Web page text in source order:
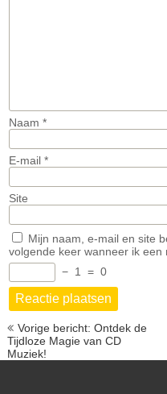
Naam *
E-mail *
Site
Mijn naam, e-mail en site
volgende keer wanneer ik een
− 1 = 0
Berichtnavigatie
Vorige bericht: Ontdek de
Tijdloze Magie van CD
Muziek!